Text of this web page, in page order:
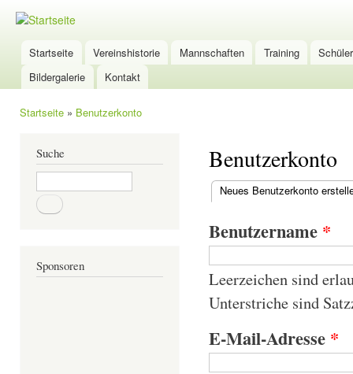
Wölfersheim
Tischtennis
Hauptmenü
Startseite Vereinshistorie Mannschaften Training
Bildergalerie
Kontakt
Startseite» Benutzerkonto
Suche
Sponsoren
Benutzerkonto
Haupt-Reiter
Neues Benutzerkonto
Benutzername *
Leerzeichen sind
Unterstriche sind
E-Mail-Adresse *